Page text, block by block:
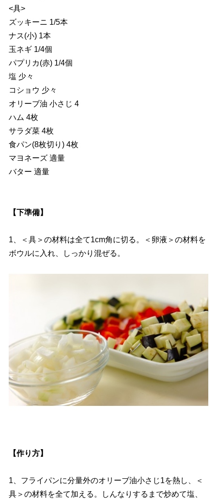
<具>
ズッキーニ 1/5本
ナス(小) 1本
玉ネギ 1/4個
パプリカ(赤) 1/4個
塩 少々
コショウ 少々
オリーブ油 小さじ 4
ハム 4枚
サラダ菜 4枚
食パン(8枚切り) 4枚
マヨネーズ 適量
バター 適量
【下準備】
1、＜具＞の材料は全て1cm角に切る。＜卵液＞の材料を
ボウルに入れ、しっかり混ぜる。
【作り方】
1、フライパンに分量外のオリーブ油小さじ1を熱し、＜
具＞の材料を全て加える。しんなりするまで炒めて塩、